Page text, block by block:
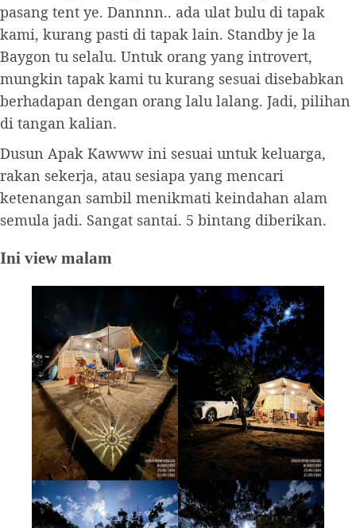
pasang tent ye. Dannnn.. ada ulat bulu di tapak
kami, kurang pasti di tapak lain. Standby je la
Baygon tu selalu. Untuk orang yang introvert,
mungkin tapak kami tu kurang sesuai disebabkan
berhadapan dengan orang lalu lalang. Jadi, pilihan
di tangan kalian.
Dusun Apak Kawww ini sesuai untuk keluarga,
rakan sekerja, atau sesiapa yang mencari
ketenangan sambil menikmati keindahan alam
semula jadi. Sangat santai. 5 bintang diberikan.
Ini view malam